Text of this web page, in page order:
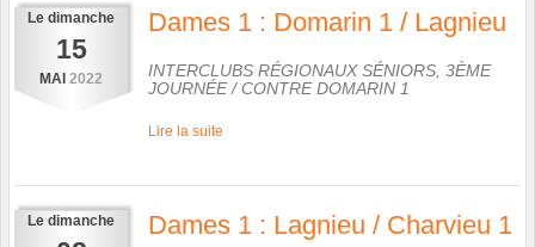
Le dimanche
15
MAI 2022
Dames 1 : Domarin 1 / Lagnieu
INTERCLUBS RÉGIONAUX SÉNIORS, 3ÈME
JOURNÉE/ CONTREDOMARIN 1
Lire la suite
Le dimanche Dames 1 : Lagnieu / Charvieu 1